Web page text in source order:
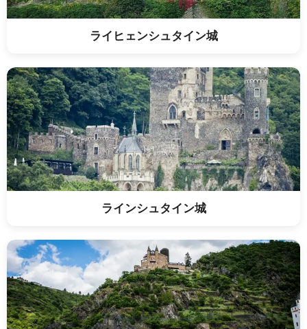
ライヒェンシュタイン城
ラインシュタイン城